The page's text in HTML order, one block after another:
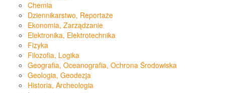
Chemia
Dziennikarstwo, Reportaże
Ekonomia, Zarządzanie
Elektronika, Elektrotechnika
Fizyka
Filozofia, Logika
Geografia, Oceanografia, Ochrona Środowiska
Geologia, Geodezja
Historia, Archeologia